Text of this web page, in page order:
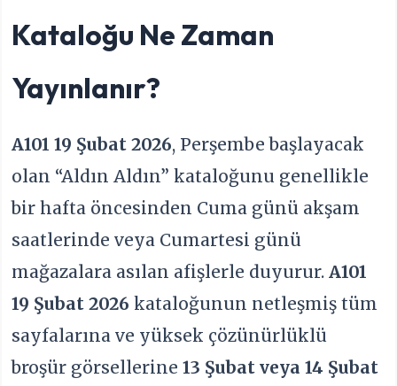
Kataloğu Ne Zaman
Yayınlanır?
A101 19 Şubat 2026, Perşembe başlayacak
olan “Aldın Aldın” kataloğunu genellikle
bir hafta öncesinden Cuma günü akşam
saatlerinde veya Cumartesi günü
mağazalara asılan afişlerle duyurur.A101
19 Şubat 2026 kataloğunun netleşmiş tüm
sayfalarına ve yüksek çözünürlüklü
broşür görsellerine13 Şubat veya 14 Şubat